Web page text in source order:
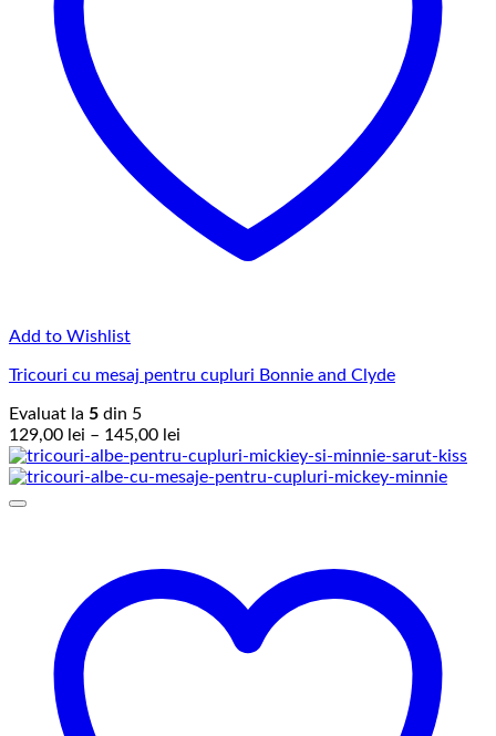
Add to Wishlist
Tricouri cu mesaj pentru cupluri Bonnie and Clyde
Evaluat la 5 din 5
129,00 lei – 145,00 lei
de
prețuri: